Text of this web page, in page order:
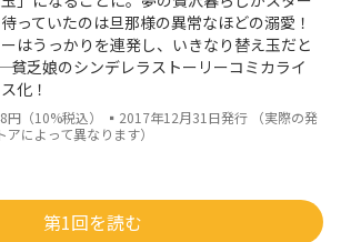
っていたのは旦那様の異常なほどの溺愛！
はうっかりを連発し、いきなり替え玉だと
貧乏娘のシンデレラストーリーコミカライ
化！
（10%税込） ▪2017年12月31日発行 （実際の発
によって異なります）
第1回を読む